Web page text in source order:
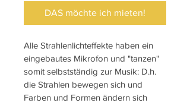
DAS möchte ich mieten!
Alle Strahlenlichteffekte haben ein
eingebautes Mikrofon und "tanzen"
somit selbstständig zur Musik: D.h.
die Strahlen bewegen sich und
Farben und Formen ändern sich